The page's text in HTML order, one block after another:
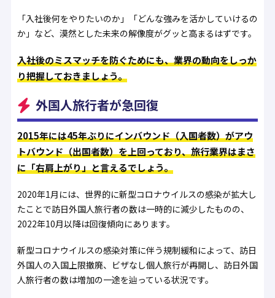
「入社後何をやりたいのか」「どんな強みを活かしていけるの
か」など、漠然とした未来の解像度がグッと高まるはずです。
入社後のミスマッチを防ぐためにも、業界の動向をしっか
り把握しておきましょう。
外国人旅行者が急回復
2015年には45年ぶりにインバウンド（入国者数）がアウ
トバウンド（出国者数）を上回っており、旅行業界はまさ
に「右肩上がり」と言えるでしょう。
2020年1月には、世界的に新型コロナウイルスの感染が拡大し
たことで訪日外国人旅行者の数は一時的に減少したものの、
2022年10月以降は回復傾向にあります。
新型コロナウイルスの感染対策に伴う規制緩和によって、訪日
外国人の入国上限撤廃、ビザなし個人旅行が再開し、訪日外国
人旅行者の数は増加の一途を辿っている状況です。